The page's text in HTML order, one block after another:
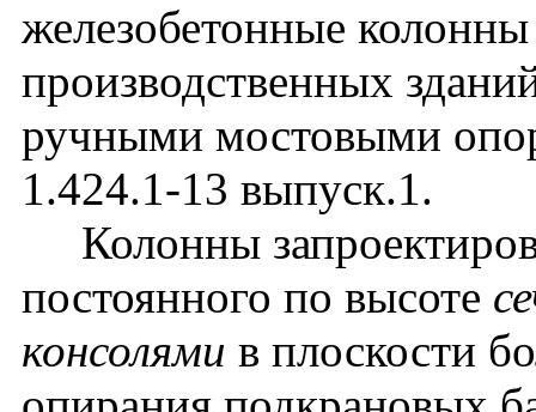
железобетонные
производственных
ручными мостовыми
1.424.1-13 выпуск.1.
Колонны
постоянного по высоте
консолями в плоскости